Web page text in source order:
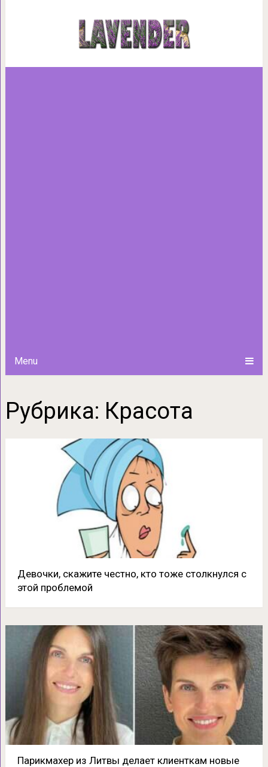
Menu
Рубрика: Красота
Девочки, скажите честно, кто тоже столкнулся с
этой проблемой
Парикмахер из Литвы делает клиенткам новые